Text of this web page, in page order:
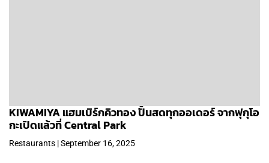
KIWAMIYA แฮมเบิร์กคิวทอง ปั้นสดทุกออเดอร์ จากฟุกุโอ
กะเปิดแล้วที่ Central Park
Restaurants | September 16, 2025